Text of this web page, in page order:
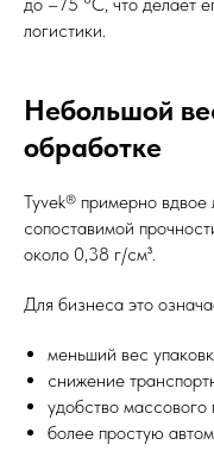
логистики.
Небольшой
обработке
Tyvek® примерно вдвое
сопоставимой
около 0,38 г/см³.
Для бизнеса это
меньший вес
снижение
удобство массового
более простую